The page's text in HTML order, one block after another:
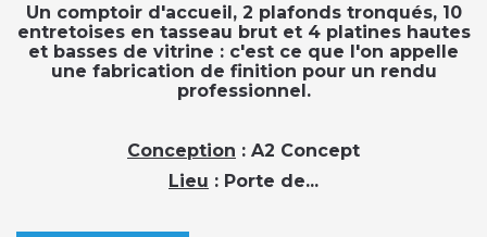
Un comptoir d'accueil, 2 plafonds tronqués, 10
entretoises en tasseau brut et 4 platines hautes
et basses de vitrine : c'est ce que l'on appelle
une fabrication de finition pour un rendu
professionnel.
Conception : A2 Concept
Lieu : Porte de...